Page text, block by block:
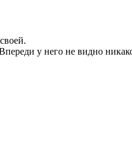
у него не видно